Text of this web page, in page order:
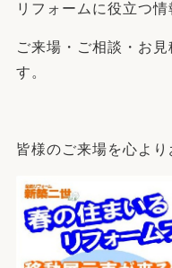
リフォームに役立つ情
ご来場・ご相談・お
す。
皆様のご来場を心より